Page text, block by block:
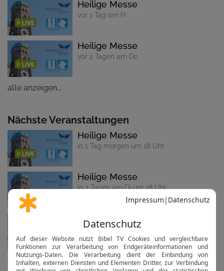
Heilige Messe
vor 1 Tag am Fr
Heilige Messe
vor 2 Tagen am Do
alle anzeigen...
Nächste Veranstaltungen
Heilige Messe
in 1 Tag morgen um 18 Uhr
Heilige Messe
in 2 Tagen am Di um 18 Uhr
Heilige Messe
in 3 Tagen am Mi um 18 Uhr
alle anzeigen...